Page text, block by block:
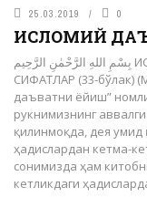
25.03.2019 0
ИСЛОМИЙ
بِسْمِ اللهِ الرَّحْمٰنِ الرَّحِيم ИСЛОМИЙ ДАЪВАТНИ ЁЙИШ ВАЗИФАЛАР ВА
СИФАТЛАР (33-бўлак)
даъватни ёйиш”
рукнимизнинг
қилинмоқда, дея умид
ҳадислардан кетма-
сонимизда ҳам
кетликдаги